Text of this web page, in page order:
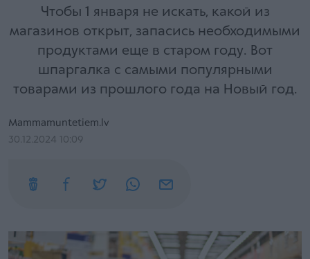
Чтобы 1 января не искать, какой из
магазинов открыт, запасись необходимыми
продуктами еще в старом году. Вот
шпаргалка с самыми популярными
товарами из прошлого года на Новый год.
Mammamuntetiem.lv
30.12.2024 10:09